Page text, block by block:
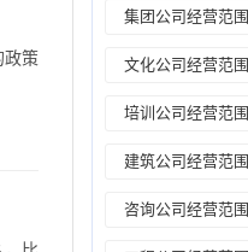
政策
集团公司经营范围
文化公司经营范围
培训公司经营范围
建筑公司经营范围
咨询公司经营范围